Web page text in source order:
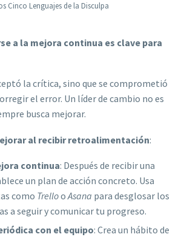
Cinco Lenguajes de la Disculpa
a la mejora continua es clave para
la crítica, sino que se comprometió
el error. Un líder de cambio no es
busca mejorar.
al recibir retroalimentación:
continua: Después de recibir una
un plan de acción concreto. Usa
como TrellooAsana para desglosar los
a seguir y comunicar tu progreso.
con el equipo: Crea un hábito de